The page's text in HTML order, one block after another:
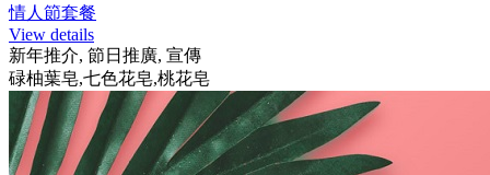
情人節套餐
View details
新年推介, 節日推廣, 宣傳
碌柚葉皂,七色花皂,桃花皂